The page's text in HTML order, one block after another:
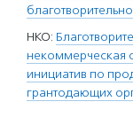
НКО:
некоммерческая
инициатив по
грантодающих